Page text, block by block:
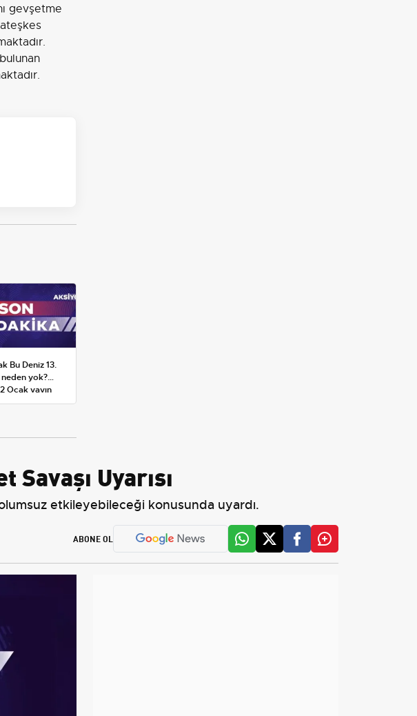
gevşetme
ateşkes
Bu Deniz 13.
yok?
Ocak yayın
değiştirdi
Uyarısı
etkileyebileceği konusunda uyardı.
ABONE OL